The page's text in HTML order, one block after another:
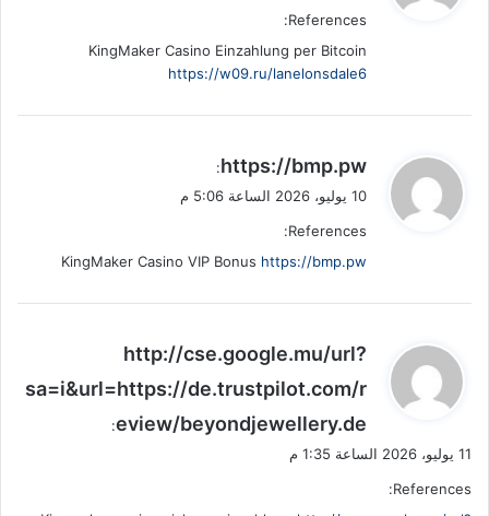
ل
References:
KingMaker Casino Einzahlung per Bitcoin
https://w09.ru/lanelonsdale6
ي
ق
ل
https://bmp.pw
:
10 يوليو، 2026 الساعة 5:06 م
References:
KingMaker Casino VIP Bonus https://bmp.pw
ي
و
ل
http://cse.google.mu/url?
sa=i&url=https://de.trustpilot.com/r
eview/beyondjewellery.de
:
11 يوليو، 2026 الساعة 1:35 م
References: